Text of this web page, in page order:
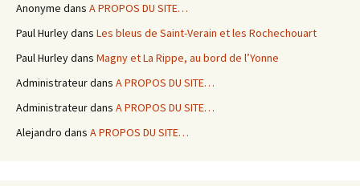
Anonyme dans A PROPOS DU SITE…
Paul Hurleydans Les bleus de Saint-Verain et les Rochechouart
Paul Hurleydans Magny et La Rippe, au bord de l’Yonne
Administrateurdans A PROPOS DU SITE…
Administrateurdans A PROPOS DU SITE…
Alejandro dans A PROPOS DU SITE…